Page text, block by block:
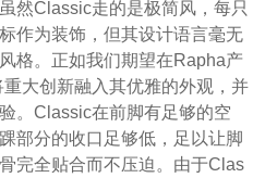
然Classic走的是极简风，每只
作为装饰，但其设计语言毫无
格。正如我们期望在Rapha产
大创新融入其优雅的外观，并
。Classic在前脚有足够的空
部分的收口足够低，足以让脚
完全贴合而不压迫。由于Clas